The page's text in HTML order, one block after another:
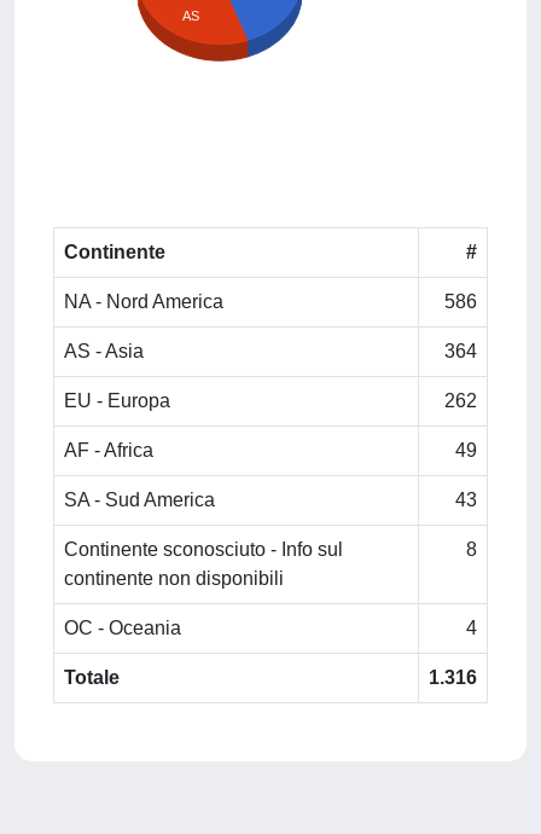
AS
Continente #
NA - Nord America 586
AS - Asia 364
EU - Europa 262
AF - Africa 49
SA - Sud America 43
Continente sconosciuto - Info sul
continente non disponibili
8
OC - Oceania 4
Totale 1.316